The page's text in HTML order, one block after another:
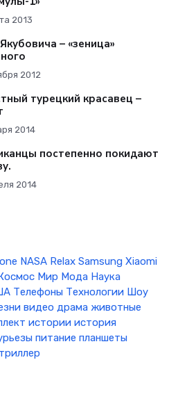
2013
– «зеница»
2012
турецкий красавец –
2014
постепенно покидают
2014
NASA Relax Samsung Xiaomi
Мир Мода Наука
Телефоны Технологии Шоу
видео драма животные
истории история
питание планшеты
триллер